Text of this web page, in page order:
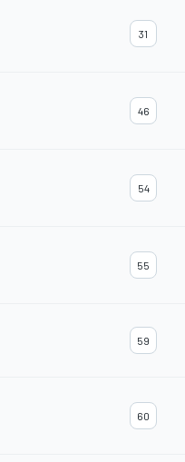
31
46
54
55
59
60